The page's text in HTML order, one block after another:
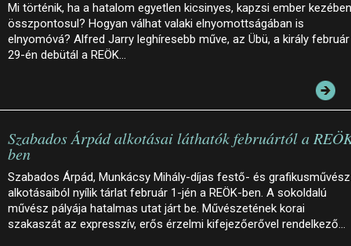
Mi történik, ha a hatalom egyetlen kicsinyes, kapzsi ember kezében
összpontosul? Hogyan válhat valaki elnyomottságában is
elnyomóvá? Alfred Jarry leghíresebb műve, az Übü, a király február
29-én debütál a REÖK…
Szabados Árpád alkotásai láthatók februártól a
ben
Szabados Árpád, Munkácsy Mihály-díjas festő- és grafikusművész
alkotásaiból nyílik tárlat február 1-jén a REÖK-ben. A sokoldalú
művész pályája hatalmas utat járt be. Művészetének korai
szakaszát az expresszív, erős érzelmi kifejezőerővel rendelkező…